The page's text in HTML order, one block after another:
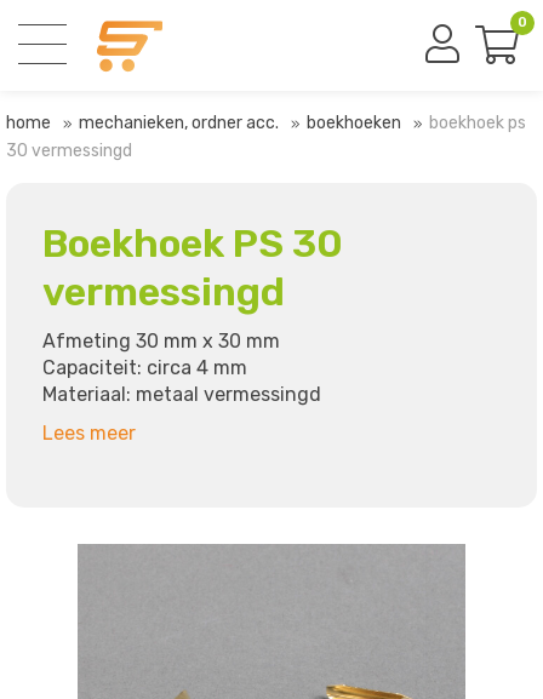
0
home mechanieken, ordner acc. boekhoeken
boekhoek ps
30 vermessingd
Boekhoek PS 30
vermessingd
Afmeting 30 mm x 30 mm
Capaciteit: circa 4 mm
Materiaal: metaal vermessingd
Lees meer